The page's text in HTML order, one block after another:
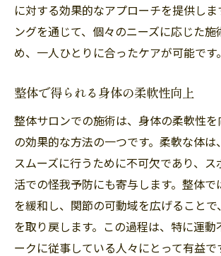
に対する効果的なアプローチを提供しま
ングを通じて、個々のニーズに応じた施
め、一人ひとりに合ったケアが可能です。
整体で得られる身体の柔軟性向上
整体サロンでの施術は、身体の柔軟性
の効果的な方法の一つです。柔軟な体は
スムーズに行うために不可欠であり、ス
活での怪我予防にも寄与します。整体
を緩和し、関節の可動域を広げること
を取り戻します。この過程は、特に運動
ークに従事している人々にとって有益で